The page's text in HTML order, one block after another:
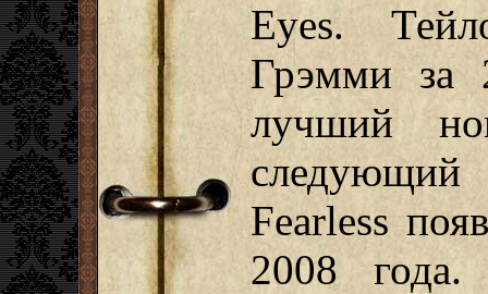
Eyes.
Грэмми за
лучший
Fearless
2008 года.